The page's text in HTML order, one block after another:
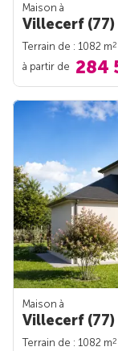
Maison à
Villecerf (77)
Terrain de : 1082 m2
à partir de 284
Maison à
Villecerf (77)
Terrain de : 1082 m2